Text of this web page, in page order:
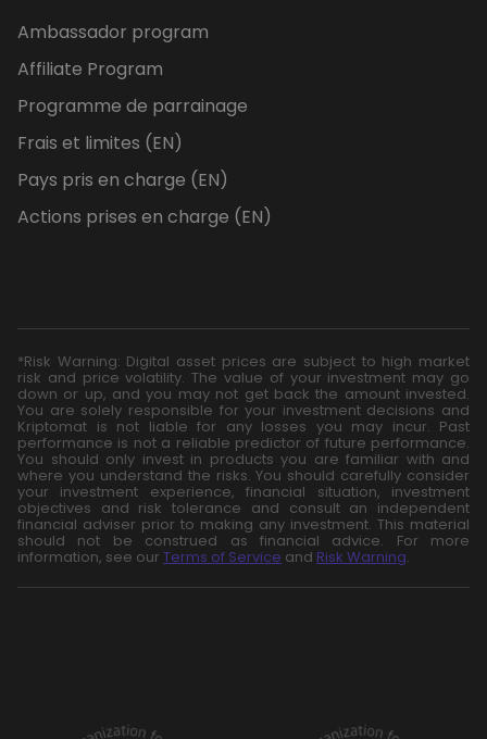
Ambassador program
Affiliate Program
Programme de parrainage
Frais et limites (EN)
Pays pris en charge (EN)
Actions prises en charge (EN)
*Risk Warning: Digital asset prices are subject to high market
risk and price volatility. The value of your investment may go
down or up, and you may not get back the amount invested.
You are solely responsible for your investment decisions and
Kriptomat is not liable for any losses you may incur. Past
performance is not a reliable predictor of future performance.
You should only invest in products you are familiar with and
where you understand the risks. You should carefully consider
your investment experience, financial situation, investment
objectives and risk tolerance and consult an independent
financial adviser prior to making any investment. This material
should not be construed as financial advice. For more
information, see our Terms of Service and Risk Warning.